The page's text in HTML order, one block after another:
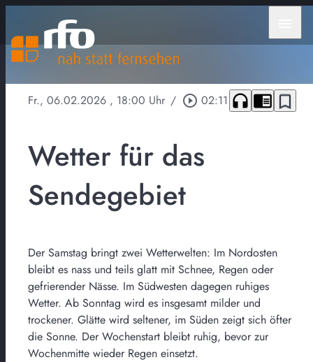
Fr., 06.02.2026 , 18:00 Uhr / play_circle_outline 02:11 headphones chrome_reader_mode bookmark_border
Wetter für das
Sendegebiet
Der Samstag bringt zwei Wetterwelten: Im Nordosten
bleibt es nass und teils glatt mit Schnee, Regen oder
gefrierender Nässe. Im Südwesten dagegen ruhiges
Wetter. Ab Sonntag wird es insgesamt milder und
trockener. Glätte wird seltener, im Süden zeigt sich öfter
die Sonne. Der Wochenstart bleibt ruhig, bevor zur
Wochenmitte wieder Regen einsetzt.